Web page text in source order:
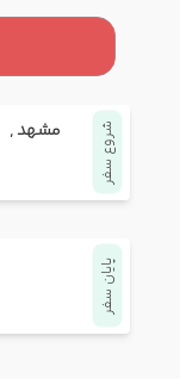
شروع سفر مشهد ,
پایان سفر